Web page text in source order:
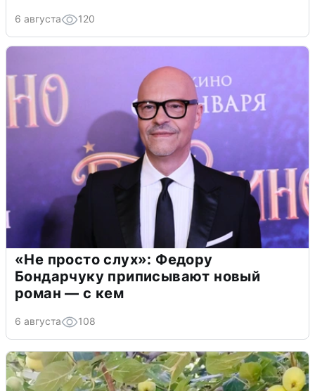
6 августа 120
«Не просто слух»: Федору
Бондарчуку приписывают новый
роман — с кем
6 августа 108